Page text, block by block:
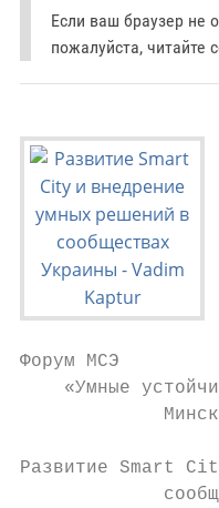
Если ваш браузер не
пожалуйста,
Форум МСЭ
«Умные
Развитие Smart